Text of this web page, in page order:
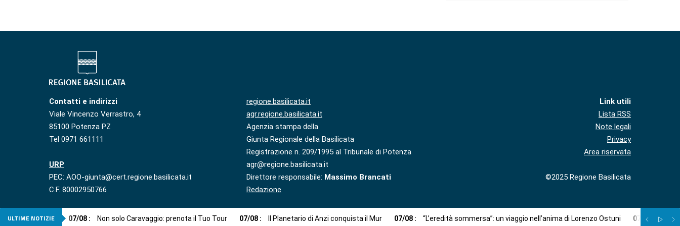
Contatti e indirizzi
Viale Vincenzo Verrastro, 4
85100 Potenza PZ
Tel 0971 661111
URP
PEC: AOO-giunta@cert.regione.basilicata.it
C.F. 80002950766
regione.basilicata.it
agr.regione.basilicata.it
Agenzia stampa della
Giunta Regionale della Basilicata
Registrazione n. 209/1995 al Tribunale di Potenza
agr@regione.basilicata.it
Direttore responsabile: Massimo Brancati
Redazione
Link utili
Lista RSS
Note legali
Privacy
Area riservata
©2025 Regione Basilicata
ULTIME NOTIZIE 07/08 : Non solo Caravaggio: prenota il Tuo Tour 07/08 : Il Planetario di Anzi conquista il Mur 07/08 : “L’eredità sommersa”: un viaggio nell’anima di Lorenzo Ostuni 07 08 Più